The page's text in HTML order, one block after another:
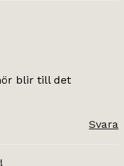
blir till det
Svara